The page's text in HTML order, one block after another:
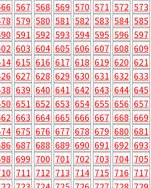
567 568 569 570 571 572 573
579 580 581 582 583 584 585
591 592 593 594 595 596 597
603 604 605 606 607 608 609
615 616 617 618 619 620 621
627 628 629 630 631 632 633
639 640 641 642 643 644 645
651 652 653 654 655 656 657
663 664 665 666 667 668 669
675 676 677 678 679 680 681
687 688 689 690 691 692 693
699 700 701 702 703 704 705
711 712 713 714 715 716 717